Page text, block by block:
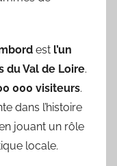
est l’un
du Val de Loire.
000 visiteurs.
dans l’histoire
jouant un rôle
locale.